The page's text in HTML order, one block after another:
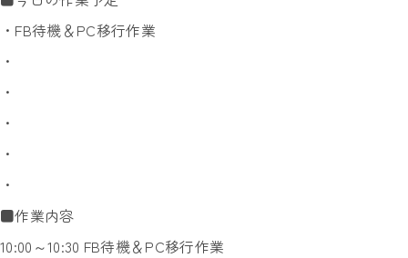
・FB待機＆PC移行作業
・
・
・
・
・
■作業内容
10:00～10:30 FB待機＆PC移行作業